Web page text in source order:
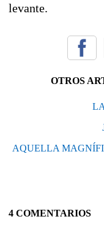
levante.
OTROS
AQUELLA
4 COMENTARIOS